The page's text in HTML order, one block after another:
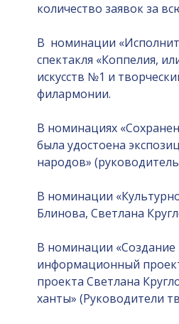
количество заявок за
В номинации
спектакля «Коппелия,
искусств №1 и
филармонии.
В номинациях
была удостоена
народов»
В номинации
Блинова, Светлана
В номинации «Создание
информационный
проекта Светлана
ханты» (Руководители